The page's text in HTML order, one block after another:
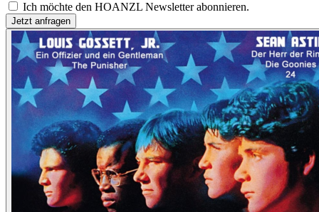
Ich möchte den HOANZL Newsletter abonnieren.